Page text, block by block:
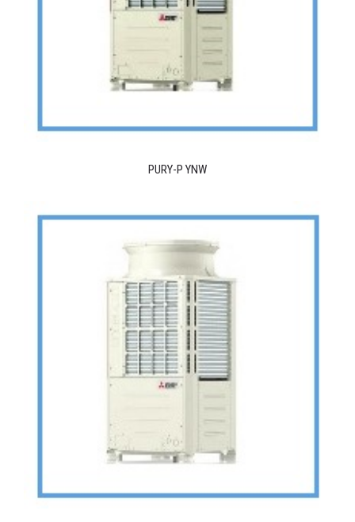
PURY-P YNW